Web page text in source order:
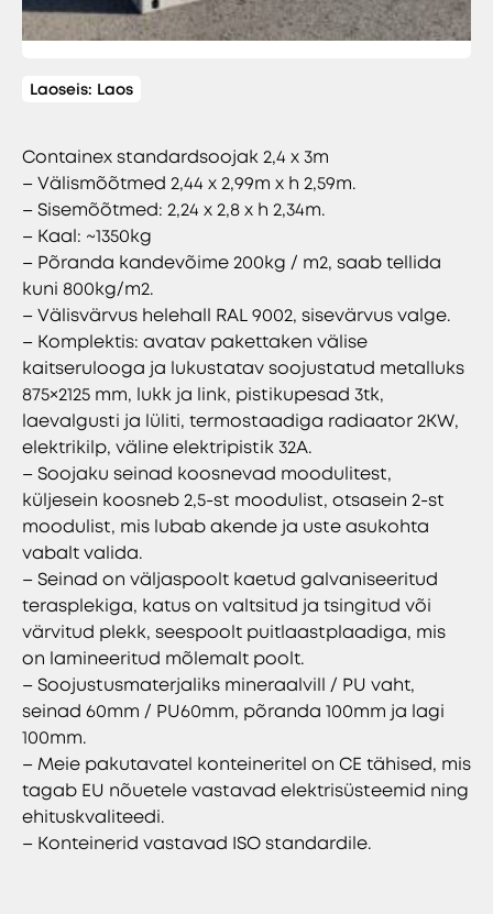
Laoseis: Laos
Containex standardsoojak 2,4 x 3m
– Välismõõtmed 2,44 x 2,99m x h 2,59m.
– Sisemõõtmed: 2,24 x 2,8 x h 2,34m.
– Kaal: ~1350kg
– Põranda kandevõime 200kg / m2, saab tellida
kuni 800kg/m2.
– Välisvärvus helehall RAL 9002, sisevärvus valge.
– Komplektis: avatav pakettaken välise
kaitserulooga ja lukustatav soojustatud metalluks
875×2125 mm, lukk ja link, pistikupesad 3tk,
laevalgusti ja lüliti, termostaadiga radiaator 2KW,
elektrikilp, väline elektripistik 32A.
– Soojaku seinad koosnevad moodulitest,
küljesein koosneb 2,5-st moodulist, otsasein 2-st
moodulist, mis lubab akende ja uste asukohta
vabalt valida.
– Seinad on väljaspoolt kaetud galvaniseeritud
terasplekiga, katus on valtsitud ja tsingitud või
värvitud plekk, seespoolt puitlaastplaadiga, mis
on lamineeritud mõlemalt poolt.
– Soojustusmaterjaliks mineraalvill / PU vaht,
seinad 60mm / PU60mm, põranda 100mm ja lagi
100mm.
– Meie pakutavatel konteineritel on CE tähised, mis
tagab EU nõuetele vastavad elektrisüsteemid ning
ehituskvaliteedi.
– Konteinerid vastavad ISO standardile.